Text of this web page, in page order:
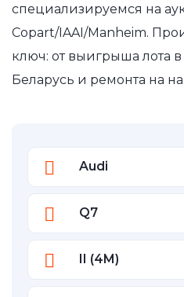
специализируемся на
Copart/IAAI/Manheim.
ключ: от выигрыша лота
Беларусь и ремонта на
Audi
Q7
II (4M)